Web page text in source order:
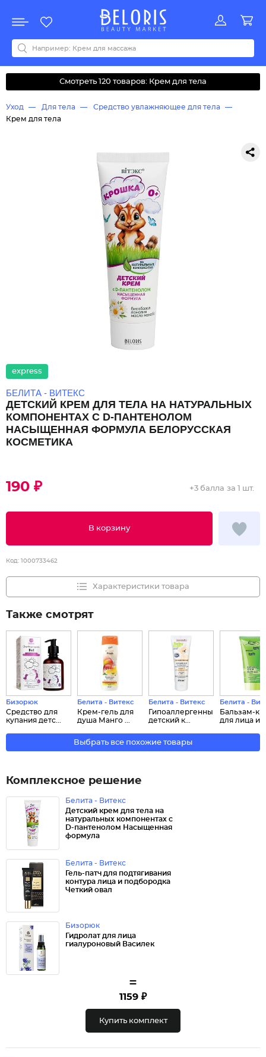
Акции
Все бренды
0-9ABCDEFGHIJKLMNOPQRSTUVWYZАБВДЗИМОКЛНПРСТУФ
Смотреть 120 товаров: Крем для тела
Уход Для тела
Средство увлажняющее для тела
Крем для тела
express
БЕЛИТА - ВИТЕКС
ДЕТСКИЙ КРЕМ ДЛЯ ТЕЛА НА НАТУРАЛЬНЫХ
КОМПОНЕНТАХ С D-ПАНТЕНОЛОМ
НАСЫЩЕННАЯ ФОРМУЛА БЕЛОРУССКАЯ
КОСМЕТИКА
190 ₽
В корзину
+3 балла за 1 шт.
Код: 1000733462
Характеристики товара
Также смотрят
Бизорюк
Средство для
купания детс...
Белита - Витекс
Крем-гель для
душа Манго ...
Белита - Витекс
Гипоаллергенный
детский к...
Белита -
Бальзам-
для лица и
Выбрать все похожие товары
Комплексное решение
Белита - Витекс
Детский крем для тела на
натуральных компонентах с
D-пантенолом Насыщенная
формула
Белита - Витекс
Гель-патч для подтягивания
контура лица и подбородка
Четкий овал
Бизорюк
Гидролат для лица
гиалуроновый Василек
=
1159 ₽
Купить комплект